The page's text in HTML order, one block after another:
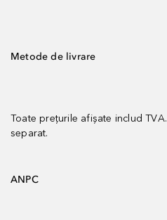
Metode de livrare
Toate prețurile afișate includ TVA.
separat.
ANPC